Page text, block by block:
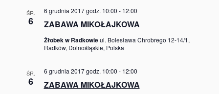
ŚR.
6 ZABAWA MIKOŁAJKOWA
6 grudnia 2017 godz. 10:00 - 12:00
Żłobek w Radkowieul. Bolesława Chrobrego 12-14/1,
Radków, Dolnośląskie, Polska
ŚR.
6 ZABAWA MIKOŁAJKOWA
6 grudnia 2017 godz. 10:00 - 12:00